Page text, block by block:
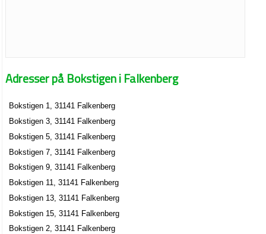
Adresser på Bokstigen i Falkenberg
Bokstigen 1, 31141 Falkenberg
Bokstigen 3, 31141 Falkenberg
Bokstigen 5, 31141 Falkenberg
Bokstigen 7, 31141 Falkenberg
Bokstigen 9, 31141 Falkenberg
Bokstigen 11, 31141 Falkenberg
Bokstigen 13, 31141 Falkenberg
Bokstigen 15, 31141 Falkenberg
Bokstigen 2, 31141 Falkenberg